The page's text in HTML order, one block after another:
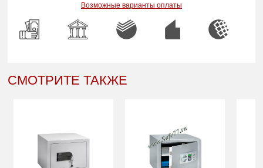
Возможные варианты оплаты
СМОТРИТЕ ТАКЖЕ